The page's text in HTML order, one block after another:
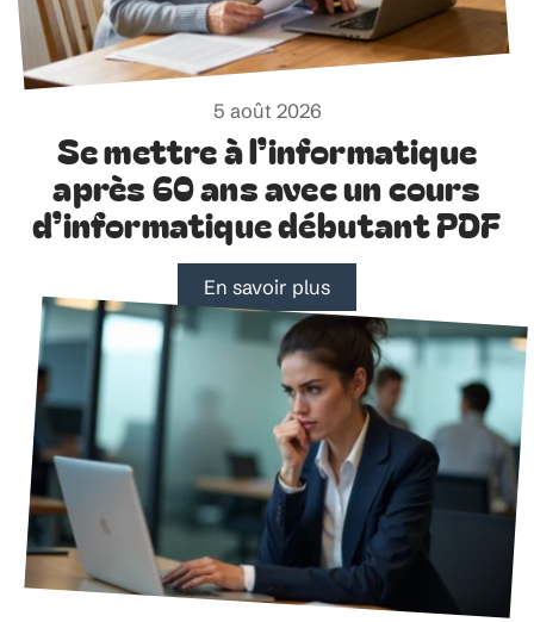
5 août 2026
Se mettre à l’informatique
après 60 ans avec un cours
d’informatique débutant PDF
En savoir plus